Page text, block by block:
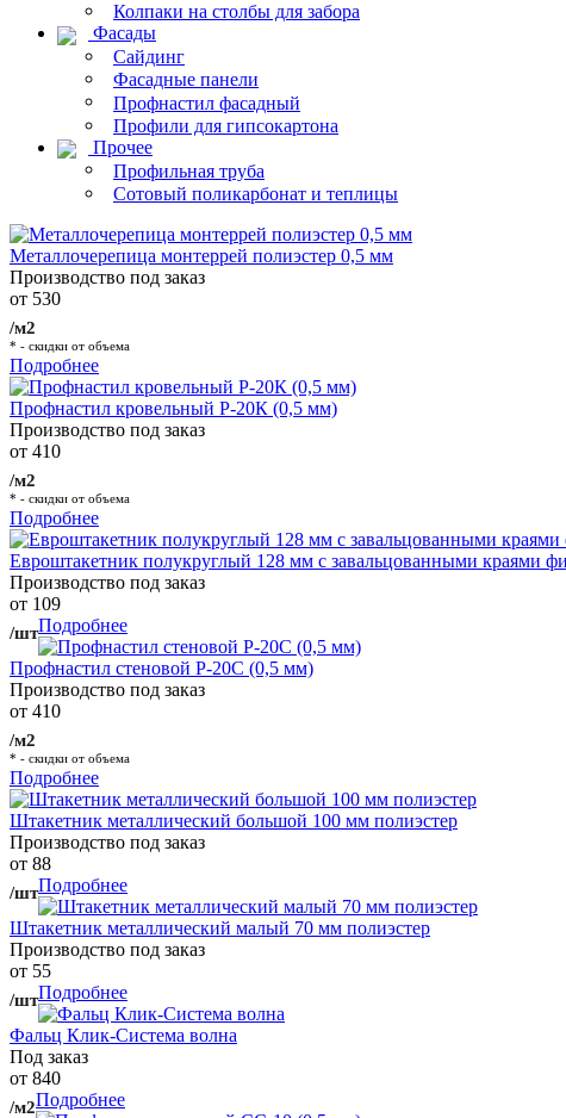
Колпаки на столбы для забора
Фасады
Сайдинг
Фасадные панели
Профнастил фасадный
Профили для гипсокартона
Прочее
Профильная труба
Сотовый поликарбонат и теплицы
Металлочерепица монтеррей полиэстер 0,5 мм
Производство под заказ
от 530
/м2
* - скидки от объема
Подробнее
Профнастил кровельный Р-20К (0,5 мм)
Производство под заказ
от 410
/м2
* - скидки от объема
Подробнее
Евроштакетник полукруглый 128 мм с завальцованными краями
Производство под заказ
от 109
/штПодробнее
Профнастил стеновой Р-20С (0,5 мм)
Производство под заказ
от 410
/м2
* - скидки от объема
Подробнее
Штакетник металлический большой 100 мм полиэстер
Производство под заказ
от 88
/штПодробнее
Штакетник металлический малый 70 мм полиэстер
Производство под заказ
от 55
/штПодробнее
Фальц Клик-Система волна
Под заказ
от 840
/м2Подробнее